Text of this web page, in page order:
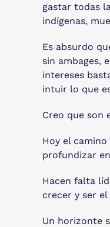
gastar todas
indígenas,
Es absurdo
sin ambages,
intereses
intuir lo que
Creo que son
Hoy el
profundizar
Hacen falta
crecer y ser
Un horizonte